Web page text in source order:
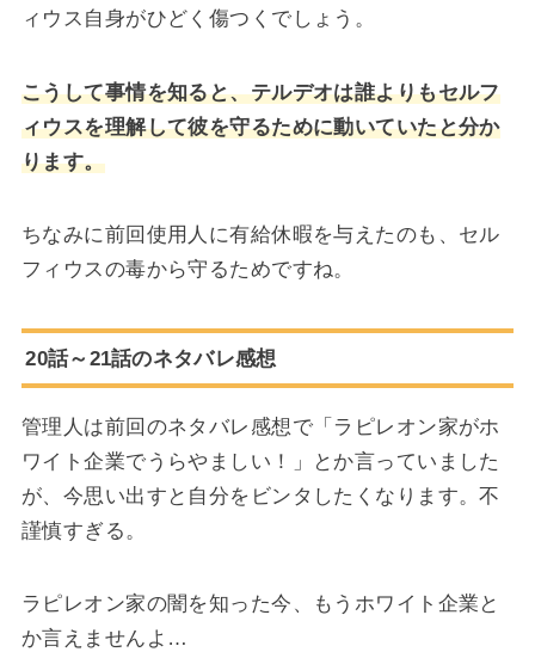
ィウス自身がひどく傷つくでしょう。
こうして事情を知ると、テルデオは誰よりもセルフ
ィウスを理解して彼を守るために動いていたと分か
ります。
ちなみに前回使用人に有給休暇を与えたのも、セル
フィウスの毒から守るためですね。
20話～21話のネタバレ感想
管理人は前回のネタバレ感想で「ラピレオン家がホ
ワイト企業でうらやましい！」とか言っていました
が、今思い出すと自分をビンタしたくなります。不
謹慎すぎる。
ラピレオン家の闇を知った今、もうホワイト企業と
か言えませんよ…